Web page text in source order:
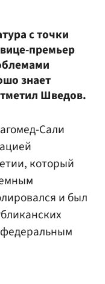
с точки
премьер
знает
Шведов.
Сали
который
и был